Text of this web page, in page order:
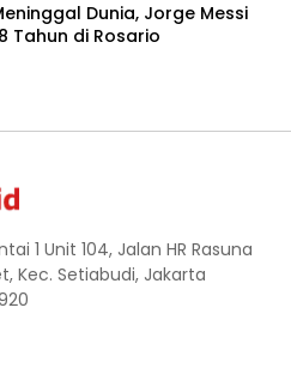
Dunia, Jorge Messi
Tahun di Rosario
1 Unit 104, Jalan HR Rasuna
Kec. Setiabudi, Jakarta